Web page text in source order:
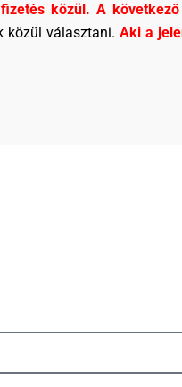
közül. A
közül választani. Aki a